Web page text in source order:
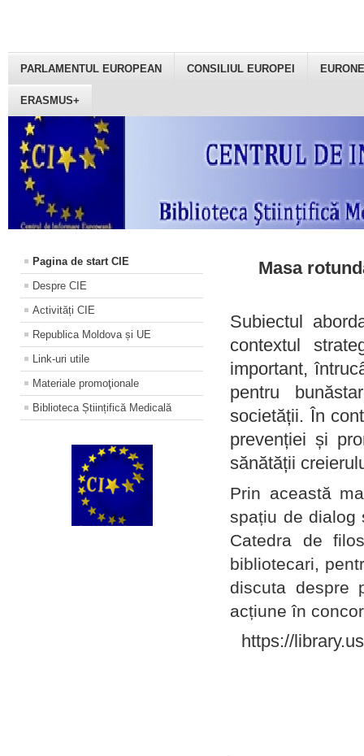
PARLAMENTUL EUROPEAN CONSILIUL EUROPEI
ERASMUS+
Pagina de start CIE
Despre CIE
Activități CIE
Republica Moldova și UE
Link-uri utile
Materiale promoţionale
Biblioteca Științifică Medicală
Masa
Subiectul
contextul
important,
pentru
societății. În
prevenției și
sănătății
Prin această
spațiu de dialog
Catedra de
bibliotecari,
discuta despre
acțiune în
https://